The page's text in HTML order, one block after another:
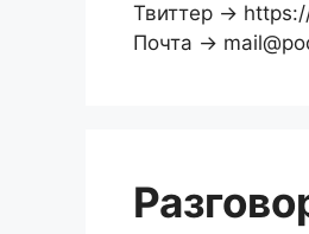
Твиттер →
Почта →